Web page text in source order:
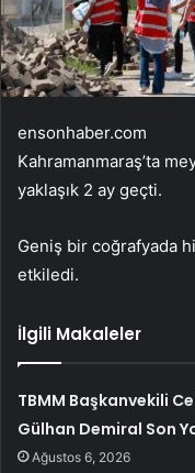
ensonhaber.com
Kahramanmaraş’ta
yaklaşık 2 ay geçti.
Geniş bir coğrafyada
etkiledi.
İlgili Makaleler
TBMM Başkanvekili
Gülhan Demiral Son
Ağustos 6, 2026